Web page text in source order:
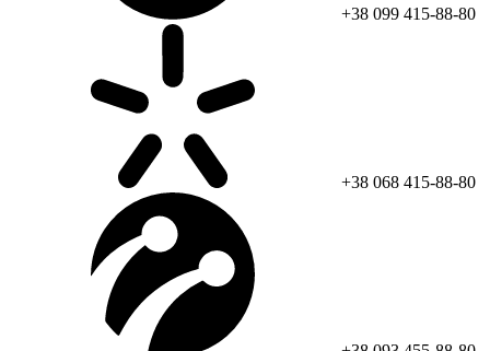
+38 099 415-88-80
+38 068 415-88-80